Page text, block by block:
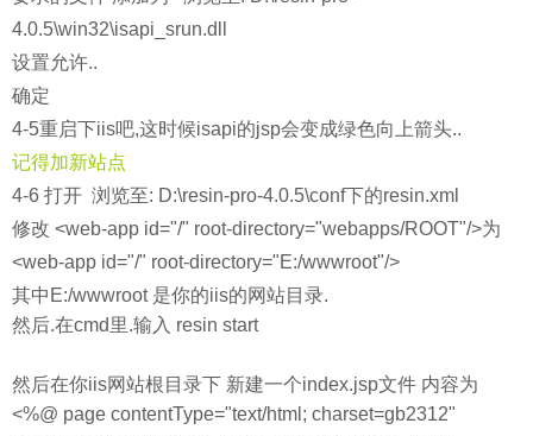
4.0.5\win32\isapi_srun.dll
设置允许..
确定
4-5重启下iis吧,这时候isapi的jsp会变成绿色向上箭头..
记得加新站点
4-6 打开 浏览至: D:\resin-pro-4.0.5\conf下的resin.xml
修改 <web-app id="/" root-directory="webapps/ROOT"/>为
<web-app id="/" root-directory="E:/wwwroot"/>
其中E:/wwwroot 是你的iis的网站目录.
然后.在cmd里.输入 resin start
然后在你iis网站根目录下 新建一个index.jsp文件 内容为
<%@ page contentType="text/html; charset=gb2312"